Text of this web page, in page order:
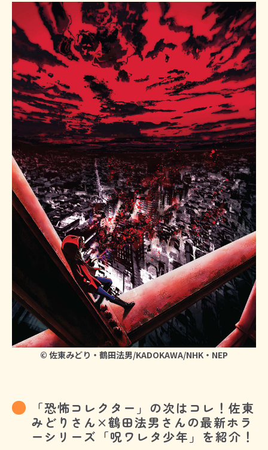
© 佐東みどり・鶴田法男/KADOKAWA/NHK・NEP
「恐怖コレクター」の次はコレ！佐東
みどりさん×鶴田法男さんの最新ホラ
ーシリーズ「呪ワレタ少年」を紹介！